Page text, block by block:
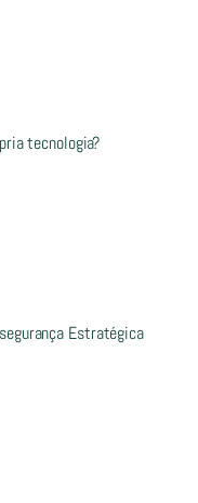
tecnologia?
Estratégica